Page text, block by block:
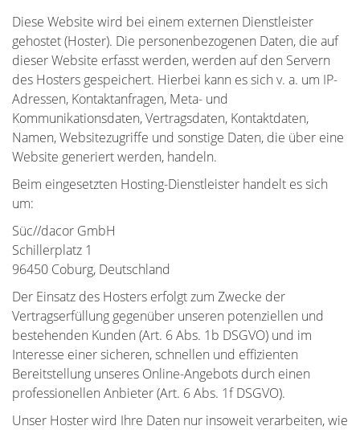
Diese Website wird bei einem externen Dienstleister
gehostet (Hoster). Die personenbezogenen Daten, die auf
dieser Website erfasst werden, werden auf den Servern
des Hosters gespeichert. Hierbei kann es sich v. a. um IP-
Adressen, Kontaktanfragen, Meta- und
Kommunikationsdaten, Vertragsdaten, Kontaktdaten,
Namen, Websitezugriffe und sonstige Daten, die über eine
Website generiert werden, handeln.
Beim eingesetzten Hosting-Dienstleister handelt es sich
um:
Süc//dacor GmbH
Schillerplatz 1
96450 Coburg, Deutschland
Der Einsatz des Hosters erfolgt zum Zwecke der
Vertragserfüllung gegenüber unseren potenziellen und
bestehenden Kunden (Art. 6 Abs. 1b DSGVO) und im
Interesse einer sicheren, schnellen und effizienten
Bereitstellung unseres Online-Angebots durch einen
professionellen Anbieter (Art. 6 Abs. 1f DSGVO).
Unser Hoster wird Ihre Daten nur insoweit verarbeiten, wie